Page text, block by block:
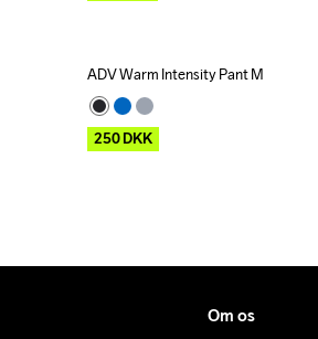
Outlet
ADV Warm Intensity Pant M
250DKK
Om os